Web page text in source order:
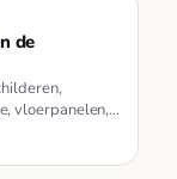
de
vloerpanelen,